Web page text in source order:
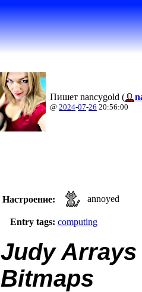
Пишет nancygold (
@ 2024-07-26 20:56:00
Настроение: annoyed
Entry tags: computing
Judy
Bitmaps